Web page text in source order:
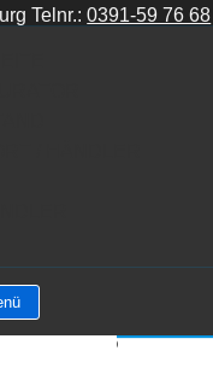
Telnr.:0391-59 76 68
GS K25